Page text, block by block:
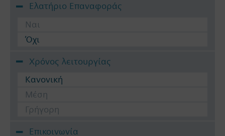
Ελατήριο Επαναφοράς
Ναι
Όχι
Χρόνος λειτουργίας
Κανονική
Μέση
Γρήγορη
Επικοινωνία